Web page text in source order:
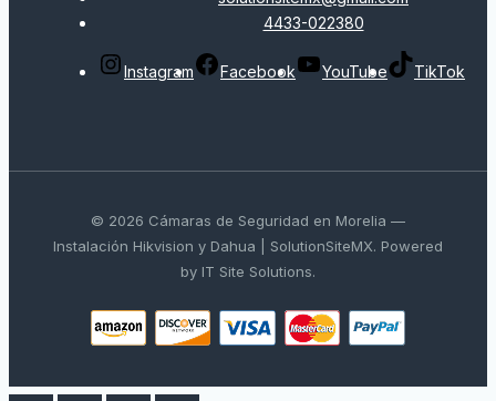
4433-022380
Instagram Facebook YouTube TikTok
© 2026 Cámaras de Seguridad en Morelia —
Instalación Hikvision y Dahua | SolutionSiteMX. Powered
by IT Site Solutions.